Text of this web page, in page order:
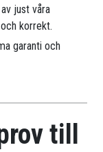
just våra
korrekt.
garanti och
till